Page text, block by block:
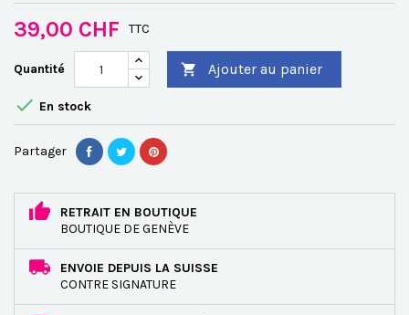
39,00 CHF TTC
Quantité  Ajouter au panier
 En stock
Partager
RETRAIT EN BOUTIQUE
BOUTIQUE DE GENÈVE
ENVOIE DEPUIS LA SUISSE
CONTRE SIGNATURE